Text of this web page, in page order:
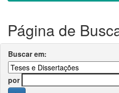
Página de
Buscar em:
por